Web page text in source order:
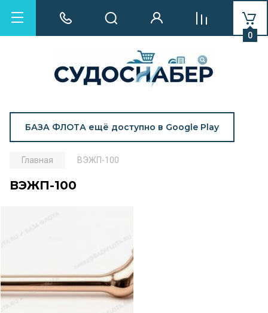
БАЗА ФЛОТА ещё доступно в Google Play
0
Главная ВЭЖП-100
ВЭЖП-100